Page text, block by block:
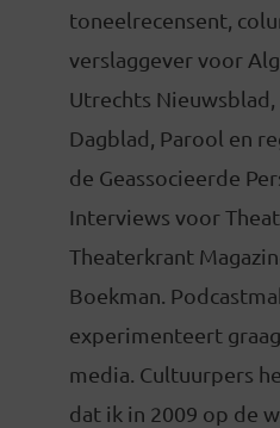
toneelrecensent,
verslaggever voor
Utrechts
Dagblad, Parool en
de Geassocieerde
Interviews voor
Theaterkrant
Boekman.
experimenteert
media. Cultuurpers
dat ik in 2009 op de